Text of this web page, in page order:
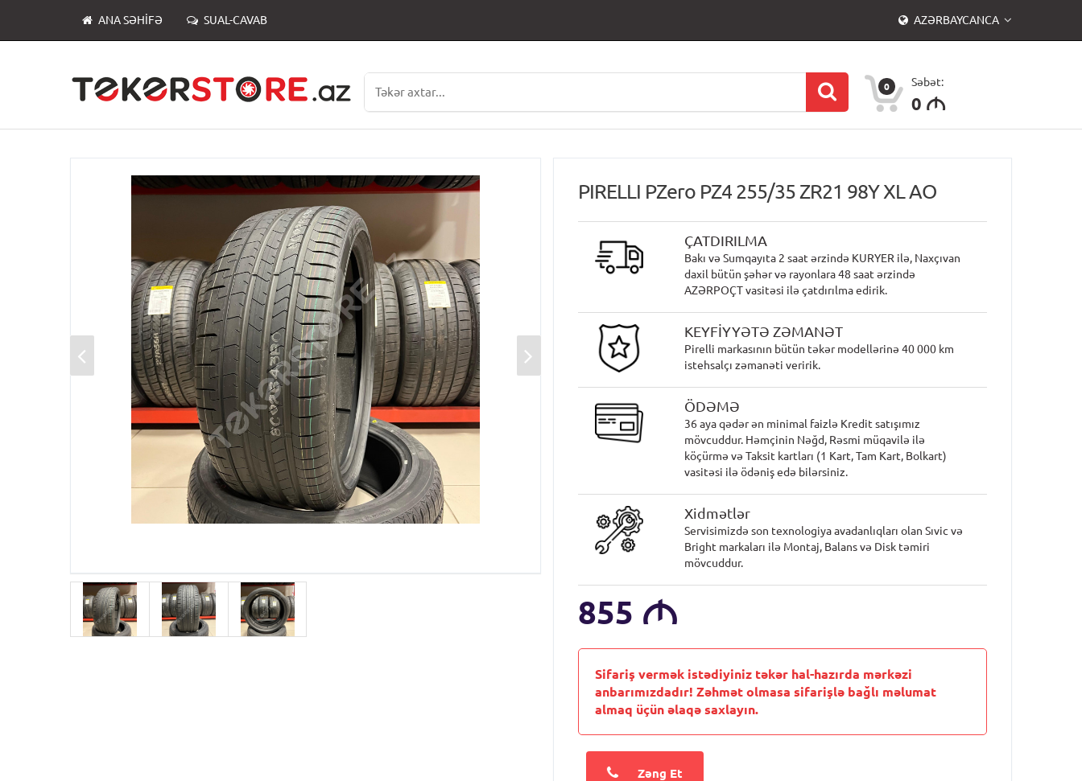
ANA SƏHIFƏ SUAL-CAVAB AZƏRBAYCANCA
0 Səbət:
0 M
PIRELLI PZero PZ4 255/35 ZR21 98Y XL AO
ÇATDIRILMA
Bakı və Sumqayıta 2 saat ərzində KURYER ilə, Naxçıvan
daxil bütün şəhər və rayonlara 48 saat ərzində
AZƏRPOÇT vasitəsi ilə çatdırılma edirik.
KEYFİYYƏTƏ ZƏMANƏT
Pirelli markasının bütün təkər modellərinə 40 000 km
istehsalçı zəmanəti veririk.
ÖDƏMƏ
36 aya qədər ən minimal faizlə Kredit satışımız
mövcuddur. Həmçinin Nəğd, Rəsmi müqavilə ilə
köçürmə və Taksit kartları (1 Kart, Tam Kart, Bolkart)
vasitəsi ilə ödəniş edə bilərsiniz.
Xidmətlər
Servisimizdə son texnologiya avadanlıqları olan Sıvic və
Bright markaları ilə Montaj, Balans və Disk təmiri
mövcuddur.
855 M
Sifariş vermək istədiyiniz təkər hal-hazırda mərkəzi
anbarımızdadır! Zəhmət olmasa sifarişlə bağlı məlumat
almaq üçün əlaqə saxlayın.
Zəng Et